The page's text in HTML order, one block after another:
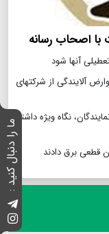
ما را دنبال کنید :
اصحاب رسانه
آنها شود
شهر اهواز برای مطالبه ۸ سال عوارض آلایندگی از شرکتهای
نگاه ویژه داشته
قطعی برق دادند